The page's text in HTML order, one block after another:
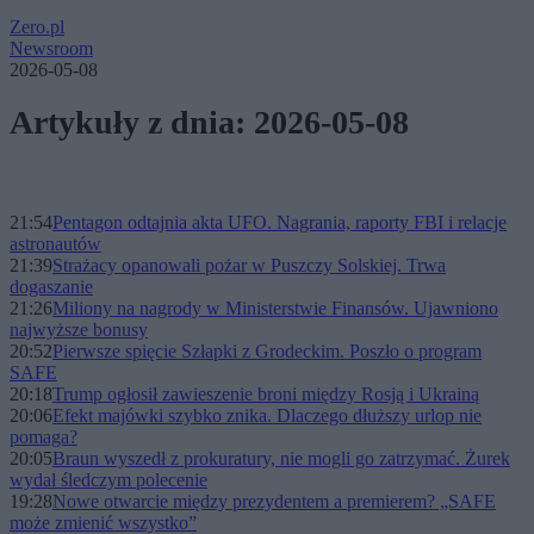
Zero.pl
Newsroom
2026-05-08
Artykuły z dnia: 2026-05-08
21:54Pentagon odtajnia akta UFO. Nagrania, raporty FBI i relacje
astronautów
21:39Strażacy opanowali pożar w Puszczy Solskiej. Trwa
dogaszanie
21:26Miliony na nagrody w Ministerstwie Finansów. Ujawniono
najwyższe bonusy
20:52Pierwsze spięcie Szłapki z Grodeckim. Poszło o program
SAFE
20:18Trump ogłosił zawieszenie broni między Rosją i Ukrainą
20:06Efekt majówki szybko znika. Dlaczego dłuższy urlop nie
pomaga?
20:05Braun wyszedł z prokuratury, nie mogli go zatrzymać. Żurek
wydał śledczym polecenie
19:28Nowe otwarcie między prezydentem a premierem? „SAFE
może zmienić wszystko”